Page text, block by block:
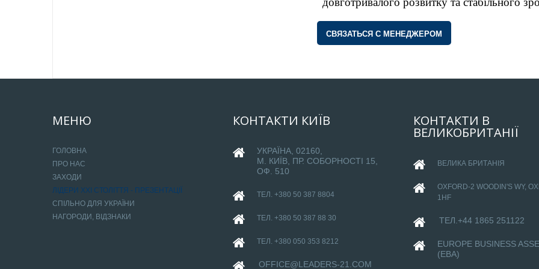
СВЯЗАТЬСЯ С МЕНЕДЖЕРОМ
МЕНЮ
ГОЛОВНА
ПРО НАС
ЗАХОДИ
ЛІДЕРИ ХХІ СТОЛІТТЯ - ПРЕЗЕНТАЦІЇ
СПІЛЬНО ДЛЯ УКРАЇНИ
НАГОРОДИ, ВІДЗНАКИ
КОНТАКТИ КИЇВ
УКРАЇНА, 02160,
М. КИЇВ, ПР. СОБОРНОСТІ 15,
ОФ. 510
ТЕЛ. +380 50 387 8804
ТЕЛ. +380 50 387 88 30
ТЕЛ. +380 050 353 8212
OFFICE@LEADERS-21.COM
КОНТАКТИ В
ВЕЛИКОБРИТАНІЇ
ВЕЛИКА БРИТАНІЯ
OXFORD-2 WOODIN'S WY,
1HF
ТЕЛ.+44 1865 251122
EUROPE BUSINESS
(EBA)